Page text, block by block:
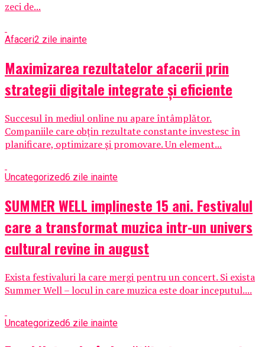
zeci de...
Afaceri2 zile inainte
Maximizarea rezultatelor afacerii prin
strategii digitale integrate și eficiente
Succesul în mediul online nu apare întâmplător.
Companiile care obțin rezultate constante investesc în
planificare, optimizare și promovare. Un element...
Uncategorized6 zile inainte
SUMMER WELL implineste 15 ani. Festivalul
care a transformat muzica intr-un univers
cultural revine in august
Exista festivaluri la care mergi pentru un concert. Si exista
Summer Well – locul in care muzica este doar inceputul....
Uncategorized6 zile inainte